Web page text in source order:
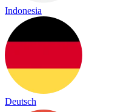
Indonesia
Deutsch